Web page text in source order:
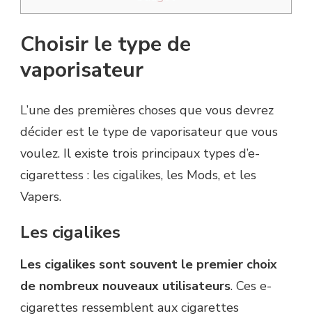
Choisir le type de
vaporisateur
L’une des premières choses que vous devrez
décider est le type de vaporisateur que vous
voulez. Il existe trois principaux types d’e-
cigarettess : les cigalikes, les Mods, et les
Vapers.
Les cigalikes
Les cigalikes sont souvent le premier choix
de nombreux nouveaux utilisateurs. Ces e-
cigarettes ressemblent aux cigarettes